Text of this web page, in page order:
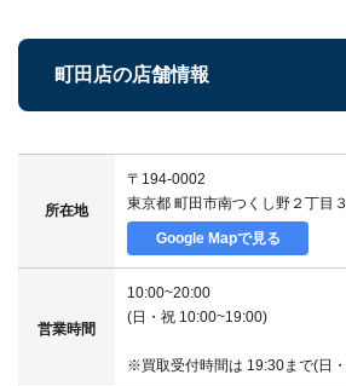
町田店の店舗情報
所在地
〒194-0002
東京都 町田市南つくし野２丁目
Google Mapで見る
営業時間
10:00~20:00
(日・祝 10:00~19:00)
※買取受付時間は 19:30まで(日